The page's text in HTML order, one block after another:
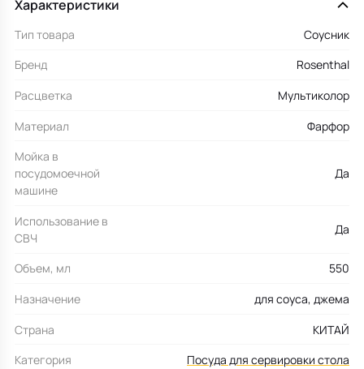
Характеристики
Тип товара
Соусник
Бренд
Rosenthal
Расцветка
Мультиколор
Материал
Фарфор
Мойка в
посудомоечной
машине
Да
Использование в
СВЧ
Да
Объем, мл
550
Назначение
для соуса, джема
Страна
КИТАЙ
Категория
Посуда для сервировки стола